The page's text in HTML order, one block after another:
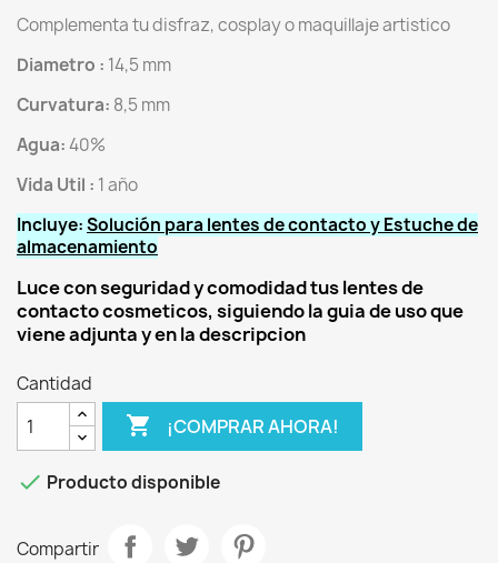
Complementa tu disfraz, cosplay o maquillaje artistico
Diametro : 14,5 mm
Curvatura: 8,5 mm
Agua:40%
Vida Util : 1 año
Incluye:Solución para lentes de contacto y Estuche de
almacenamiento
Luce con seguridad y comodidad tus lentes de
contacto cosmeticos, siguiendo la guia de uso que
viene adjunta y en la descripcion
Cantidad
 ¡COMPRAR AHORA!
 Producto disponible
Compartir